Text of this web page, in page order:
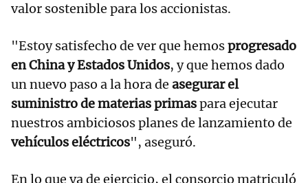
valor sostenible para los accionistas.
"Estoy satisfecho de ver que hemosprogresado
en China y Estados Unidos, y que hemos dado
un nuevo paso a la hora de asegurar el
suministro de materias primaspara ejecutar
nuestros ambiciosos planes de lanzamiento de
vehículos eléctricos", aseguró.
En lo que va de ejercicio, el consorcio matriculó